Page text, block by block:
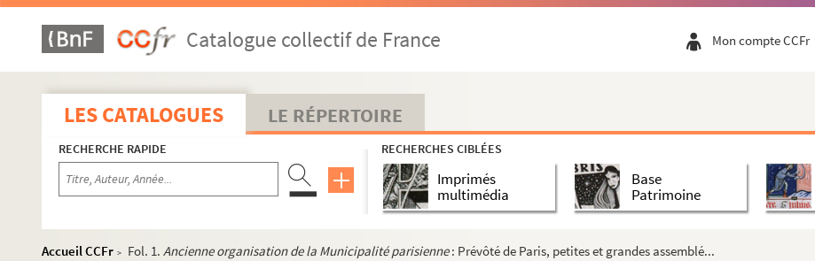
Catalogue collectif de France Mon compte CCFr
LES CATALOGUES LE RÉPERTOIRE
RECHERCHE RAPIDE RECHERCHES CIBLÉES
Imprimés
multimédia
Base
Patrimoine
Accueil CCFr > Fol. 1. Ancienne organisation de la Municipalité parisienne: Prévôté de Paris, petites et grandes assemblé...